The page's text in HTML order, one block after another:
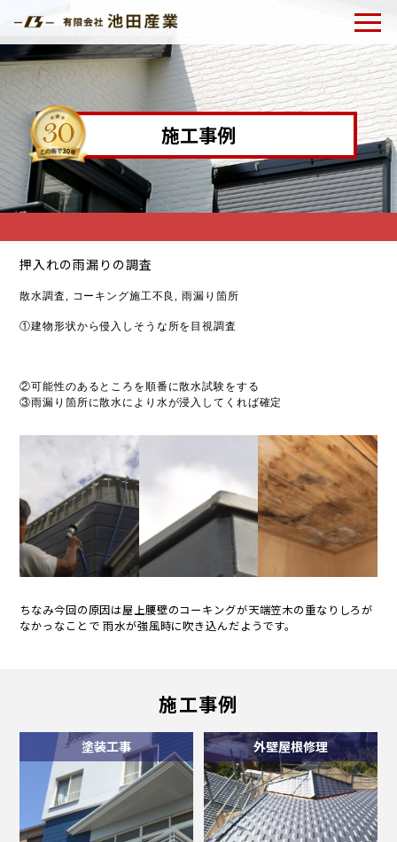
施工事例
押入れの雨漏りの調査
散水調査, コーキング施工不良, 雨漏り箇所
①建物形状から侵入しそうな所を目視調査
②可能性のあるところを順番に散水試験をする
③雨漏り箇所に散水により水が浸入してくれば確定
ちなみ今回の原因は屋上腰壁のコーキングが天端笠木の重なりしろが
なかっなことで 雨水が強風時に吹き込んだようです。
施工事例
塗装工事 外壁屋根修理